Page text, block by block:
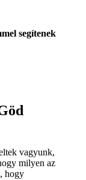
segítenek
vagyunk,
milyen az
hogy